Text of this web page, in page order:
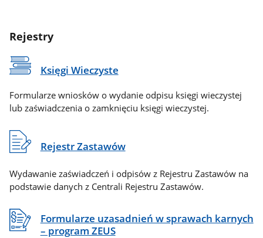
Rejestry
Księgi Wieczyste
Formularze wniosków o wydanie odpisu księgi wieczystej
lub zaświadczenia o zamknięciu księgi wieczystej.
Rejestr Zastawów
Wydawanie zaświadczeń i odpisów z Rejestru Zastawów na
podstawie danych z Centrali Rejestru Zastawów.
Formularze uzasadnień w sprawach karnych
– program ZEUS